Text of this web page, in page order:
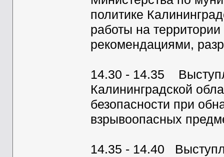
политике
работы на территории
рекомендациями,
14.30 - 14.35
Калининградской
безопасности при
взрывоопасных
14.35 - 14.40